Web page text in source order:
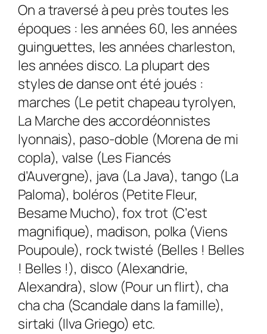
On a traversé à peu près toutes les
époques : les années 60, les années
guinguettes, les années charleston,
les années disco. La plupart des
styles de danse ont été joués :
marches (Le petit chapeau tyrolyen,
La Marche des accordéonnistes
lyonnais), paso-doble (Morena de mi
copla), valse (Les Fiancés
d’Auvergne), java (La Java), tango (La
Paloma), boléros (Petite Fleur,
Besame Mucho), fox trot (C’est
magnifique), madison, polka (Viens
Poupoule), rock twisté (Belles ! Belles
! Belles !), disco (Alexandrie,
Alexandra), slow (Pour un flirt), cha
cha cha (Scandale dans la famille),
sirtaki (Ilva Griego) etc.